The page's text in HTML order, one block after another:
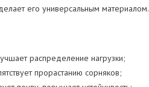
его универсальным материалом.
распределение нагрузки;
прорастанию сорняков;